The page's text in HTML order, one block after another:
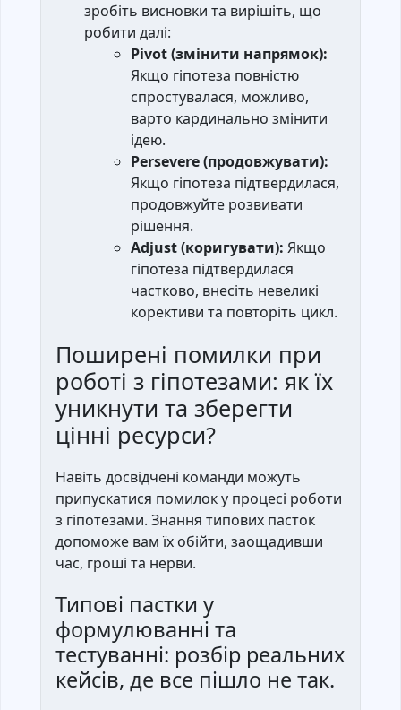
зробіть висновки та вирішіть, що
робити далі:
Pivot (змінити напрямок):
Якщо гіпотеза повністю
спростувалася, можливо,
варто кардинально змінити
ідею.
Persevere (продовжувати):
Якщо гіпотеза підтвердилася,
продовжуйте розвивати
рішення.
Adjust (коригувати): Якщо
гіпотеза підтвердилася
частково, внесіть невеликі
корективи та повторіть цикл.
Поширені помилки при
роботі з гіпотезами: як їх
уникнути та зберегти
цінні ресурси?
Навіть досвідчені команди можуть
припускатися помилок у процесі роботи
з гіпотезами. Знання типових пасток
допоможе вам їх обійти, заощадивши
час, гроші та нерви.
Типові пастки у
формулюванні та
тестуванні: розбір реальних
кейсів, де все пішло не так.